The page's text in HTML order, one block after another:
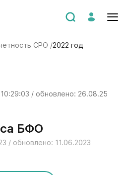
СРО /2022 год
/ обновлено: 26.08.25
БФО
/ обновлено: 11.06.2023